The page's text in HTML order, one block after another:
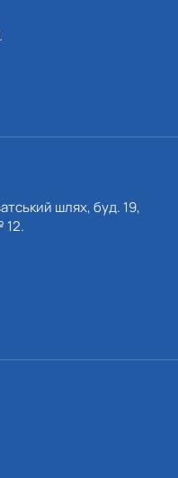
шлях, буд. 19,
12.